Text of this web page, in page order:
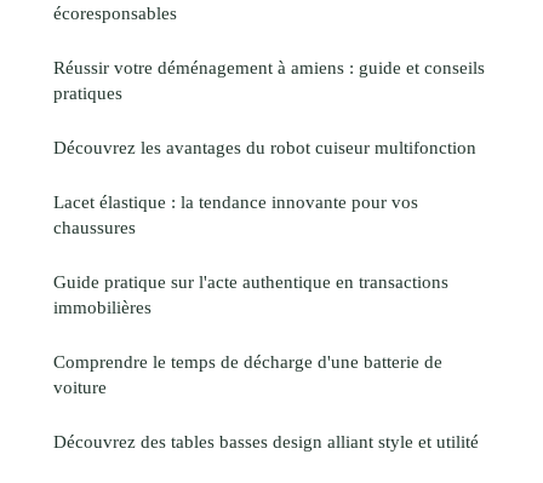
écoresponsables
Réussir votre déménagement à amiens : guide et conseils
pratiques
Découvrez les avantages du robot cuiseur multifonction
Lacet élastique : la tendance innovante pour vos
chaussures
Guide pratique sur l'acte authentique en transactions
immobilières
Comprendre le temps de décharge d'une batterie de
voiture
Découvrez des tables basses design alliant style et utilité